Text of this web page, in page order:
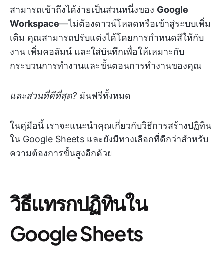
สามารถเข้าถึงได้ง่ายเป็นส่วนหนึ่งของ Google
Workspace—ไม่ต้องดาวน์โหลดหรือเข้าสู่ระบบเพิ่ม
เติม คุณสามารถปรับแต่งได้โดยการกำหนดสีให้กับ
งาน เพิ่มคอลัมน์ และใส่บันทึกเพื่อให้เหมาะกับ
กระบวนการทำงานและขั้นตอนการทำงานของคุณ
และส่วนที่ดีที่สุด? มันฟรีทั้งหมด
ในคู่มือนี้ เราจะแนะนำคุณเกี่ยวกับวิธีการสร้างปฏิทิน
ใน Google Sheets และยังมีทางเลือกที่ดีกว่าสำหรับ
ความต้องการขั้นสูงอีกด้วย
วิธีแทรกปฏิทินใน
Google Sheets